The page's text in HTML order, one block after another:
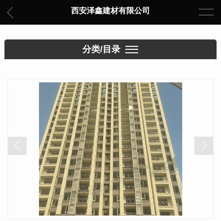
西安泽鑫建材有限公司
分类/目录